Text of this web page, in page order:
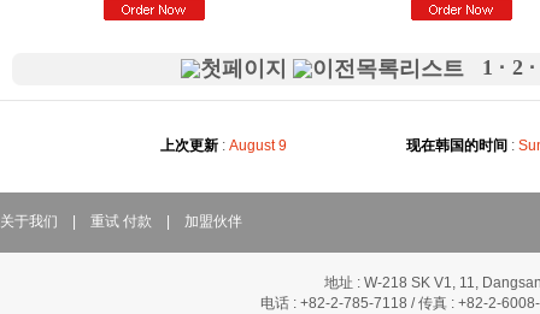
1 · 2
上次更新 : August 9 现在韩国的时间 :
关于我们 重试 付款 加盟伙伴
地址 : W-218 SK V1, 11,
电话 : +82-2-785-7118 / 传真 : +82-2-